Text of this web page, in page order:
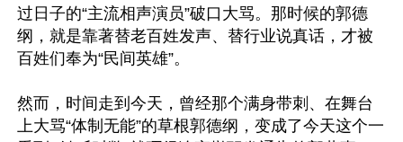
过日子的“主流相声演员”破口大骂。那时候的郭德
纲，就是靠著替老百姓发声、替行业说真话，才被
百姓们奉为“民间英雄”。
然而，时间走到今天，曾经那个满身带刺、在舞台
上大骂“体制无能”的草根郭德纲，变成了今天这个一